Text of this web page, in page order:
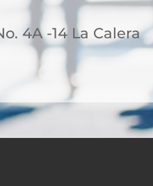
4A -14 La Calera